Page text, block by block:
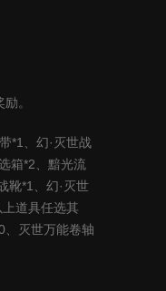
。
*1
、幻·灭世战
箱*2 、黯光流
靴*1
、幻·灭世
上道具任选其
、灭世万能卷轴